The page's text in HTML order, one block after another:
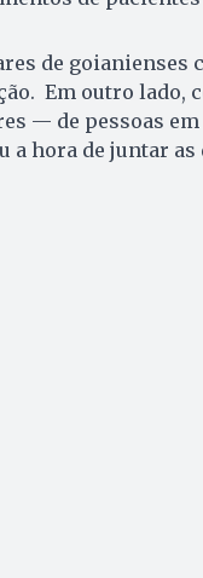
de goianienses
Em outro lado,
— de pessoas
a hora de juntar